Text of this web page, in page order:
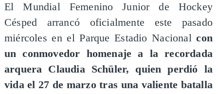
​El Mundial Femenino Junior de Hockey
Césped arrancó oficialmente este pasado
miércoles en el Parque Estadio Nacionalcon
un conmovedor homenaje a la recordada
arquera Claudia Schüler, quien perdió la
vida el 27 de marzo tras una valiente batalla